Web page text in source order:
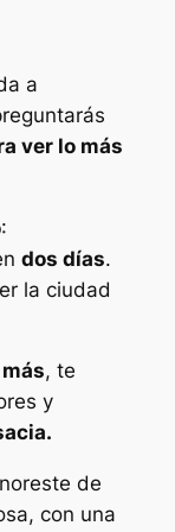
a
ver lo más
:
dos días.
la ciudad
, te
y
de
con una